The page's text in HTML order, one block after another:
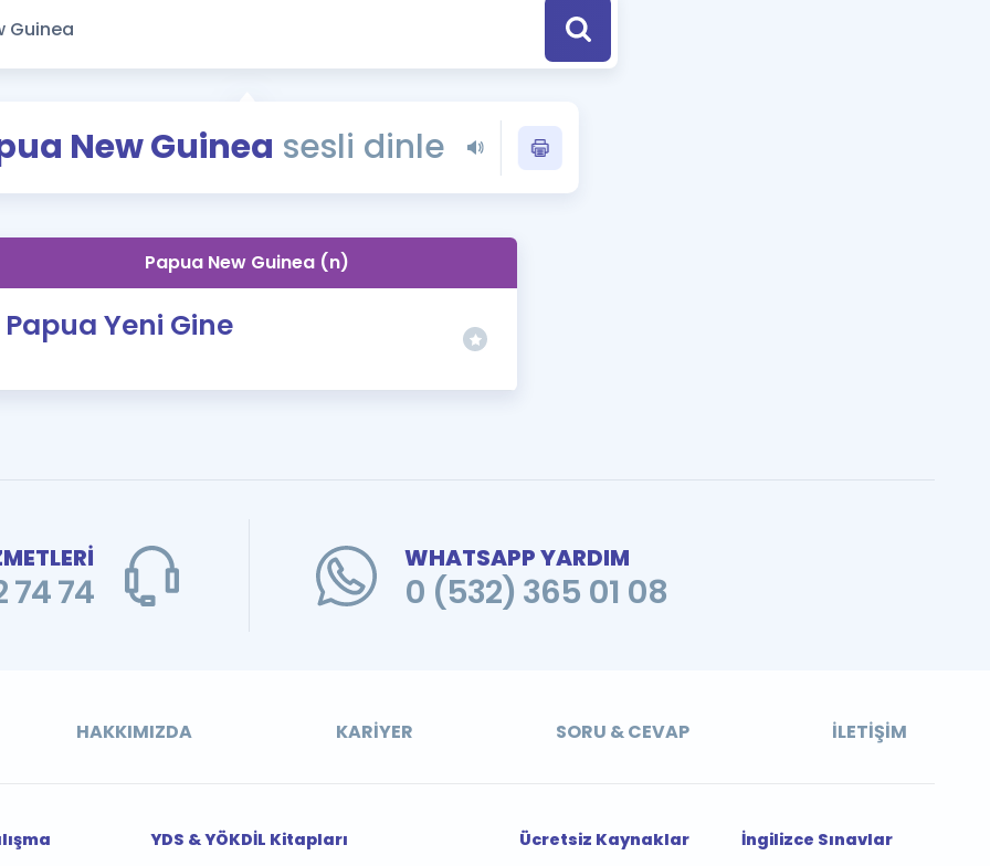
Eğitim ve Kitaplara Özel Fırsatlar
YDS - YÖKDİL Tüm Sınavlarla İlgili Haberler
İngilizce Gramer
İngilizce Gramer ve Konu Anlatımı
New Guinea sesli dinle
Papua New Guinea (n)
Papua Yeni Gine
74
WHATSAPP YARDIM
0 (532) 365 01 08
HAKKIMIZDA KARIYER SORU & CEVAP İLETIŞIM
YDS & YÖKDİL Kitapları
Ücretsiz Kaynaklar
İngilizce Sınavlar